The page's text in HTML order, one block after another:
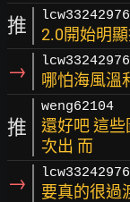
推 lcw33242976
2.0開始明
→ lcw33242976
哪怕海風溫
推
weng62104
還好吧 這
次出 而
→ lcw33242976
要真的很過